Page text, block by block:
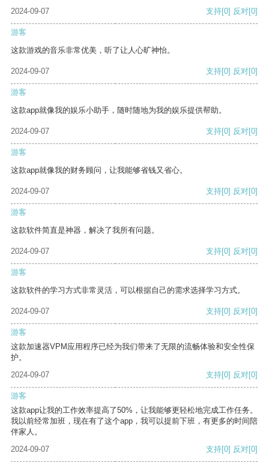
2024-09-07
支持[0] 反对[0]
游客
这款游戏的音乐非常优美，听了让人心旷神怡。
2024-09-07 支持[0] 反对[0]
游客
这款app就像我的娱乐小助手，随时随地为我的娱乐提供帮助。
2024-09-07 支持[0] 反对[0]
游客
这款app就像我的财务顾问，让我能够省钱又省心。
2024-09-07 支持[0] 反对[0]
游客
这款软件简直是神器，解决了我所有问题。
2024-09-07 支持[0] 反对[0]
游客
这款软件的学习方式非常灵活，可以根据自己的需求选择学习方式。
2024-09-07 支持[0] 反对[0]
游客
这款加速器VPM应用程序已经为我们带来了无限的流畅体验和安全性保
护。
2024-09-07
支持[0] 反对[0]
游客
这款app让我的工作效率提高了50%，让我能够更轻松地完成工作任务。
我以前经常加班，现在有了这个app，我可以提前下班，有更多的时间陪
伴家人。
2024-09-07
支持[0] 反对[0]